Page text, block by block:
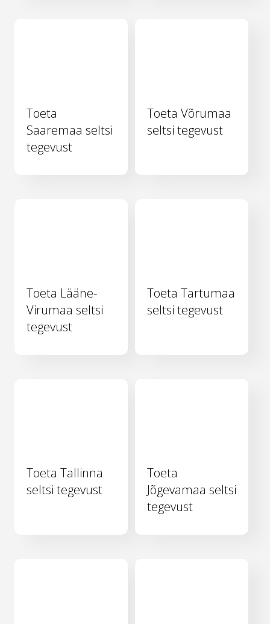
Toeta
Saaremaa seltsi
tegevust
Toeta Võrumaa
seltsi tegevust
Toeta Lääne-
Virumaa seltsi
tegevust
Toeta Tartumaa
seltsi tegevust
Toeta Tallinna
seltsi tegevust
Toeta
Jõgevamaa seltsi
tegevust